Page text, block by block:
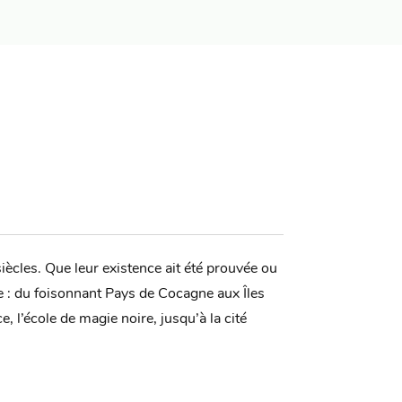
Que leur existence ait été prouvée ou
du foisonnant Pays de Cocagne aux Îles
l’école de magie noire, jusqu’à la cité